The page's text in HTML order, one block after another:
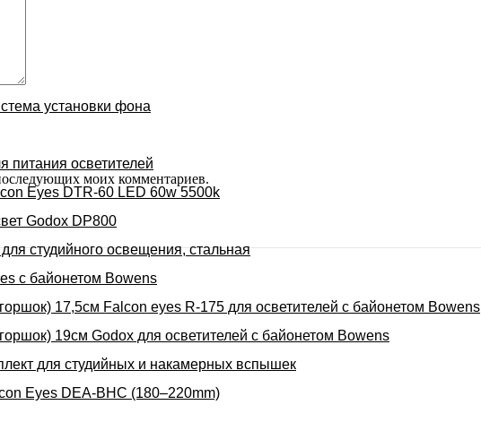
установки фона
питания осветителей
Eyes DTR-60 LED 60w 5500k
Godox DP800
студийного освещения, стальная
с байонетом Bowens
17,5см Falcon eyes R-175 для осветителей с байонетом Bowens
19см Godox для осветителей с байонетом Bowens
для студийных и накамерных вспышек
Eyes DEA-BHC (180–220mm)
моих комментариев.